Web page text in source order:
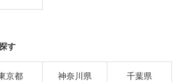
す
京都 神奈川県 千葉県